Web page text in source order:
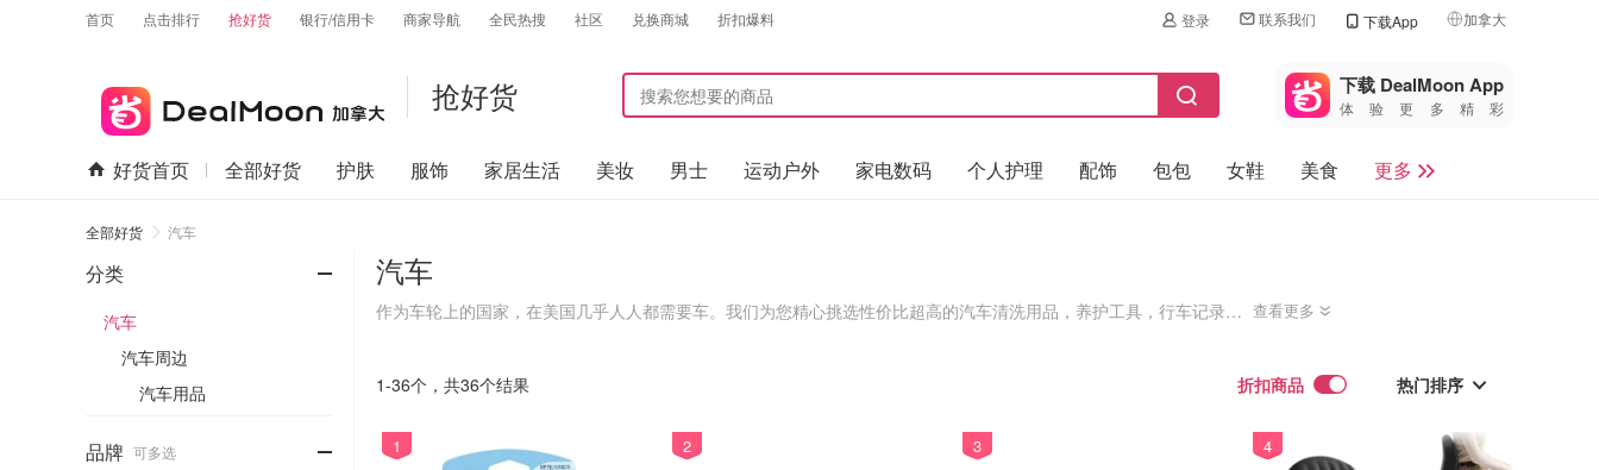
首页 点击排行 抢好货 银行/信用卡 商家导航 全民热搜 社区 兑换商城 折扣爆料 登录 联系我们 下载App 加拿大
🇺🇸
美国
🇨🇳中国
🇨🇦加拿大
🇮🇹 意大利
抢好货 下载 DealMoon App
体验更多精彩
好货首页 全部好货 护肤 服饰 家居生活 美妆 男士 运动户外 家电数码 个人护理 配饰 包包 女鞋 美食
更多
全部好货 汽车
分类
汽车
汽车周边
汽车用品
品牌 可多选
汽车
作为车轮上的国家，在美国几乎人人都需要车。我们为您精心挑选性价比超高的汽车清洗用品，养护工具，行车记录
1-36个， 共36个结果 热门排序
热门排序
折扣商品
1 2 3 4